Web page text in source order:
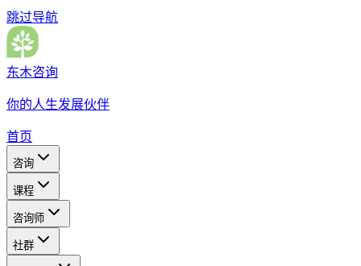
跳过导航
东木咨询
你的人生发展伙伴
首页
咨询
课程
咨询师
社群